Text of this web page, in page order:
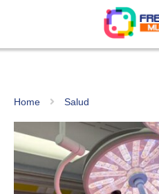
Home Salud